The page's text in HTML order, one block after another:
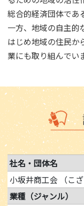
総合的経済団体であ
一方、地域の自主的
はじめ地域の住民か
業にも取り組んでい
社名・団体名
小坂井商工会 （こ
業種（ジャンル）